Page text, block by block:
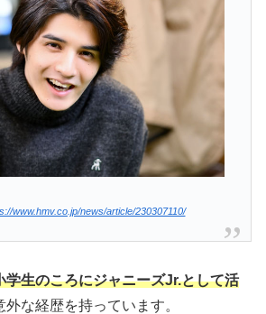
www.hmv.co.jp/news/article/230307110/
学生のころにジャニーズJr.として活
な経歴を持っています。